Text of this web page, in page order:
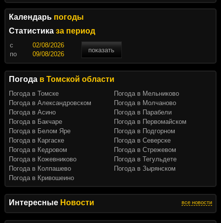
Интересные Новости все новости
Календарь погоды
Статистика за период
c
показать
по
Погода в Томской области
Погода в Томске
Погода в Александровском
Погода в Асино
Погода в Бакчаре
Погода в Белом Яре
Погода в Каргаске
Погода в Кедровом
Погода в Кожевниково
Погода в Колпашево
Погода в Кривошеино
Погода в Мельниково
Погода в Молчаново
Погода в Парабели
Погода в Первомайском
Погода в Подгорном
Погода в Северске
Погода в Стрежевом
Погода в Тегульдете
Погода в Зырянском